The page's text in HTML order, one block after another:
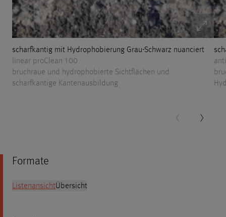
scharfkantig mit Hydrophobierung Grau-Schwarz nuanciert
linear proClean 100
bruchraue und hydrophobierte Sichtflächen und
scharfkantige Kantenausbildung
Formate
ListenansichtÜbersicht